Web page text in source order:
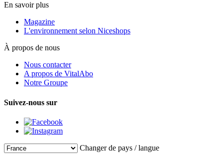
En savoir plus
Magazine
L'environnement selon Niceshops
À propos de nous
Nous contacter
A propos de VitalAbo
Notre Groupe
Suivez-nous sur
Changer de pays / langue